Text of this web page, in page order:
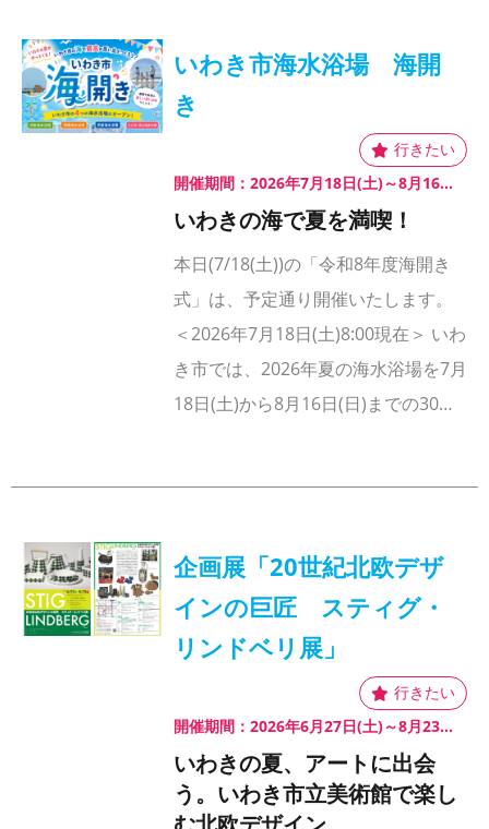
いわき市海水浴場 海開
き
開催期間：2026年7月18日(土)～8月16日(日)
いわきの海で夏を満喫！
本日(7/18(土))の「令和8年度海開き
式」は、予定通り開催いたします。
＜2026年7月18日(土)8:00現在＞ いわ
き市では、2026年夏の海水浴場を7月
18日(土)から8月16日(日)までの30…
企画展「20世紀北欧デザ
インの巨匠 スティグ・
リンドベリ展」
開催期間：2026年6月27日(土)～8月23日(日)
いわきの夏、アートに出会
う。いわき市立美術館で楽し